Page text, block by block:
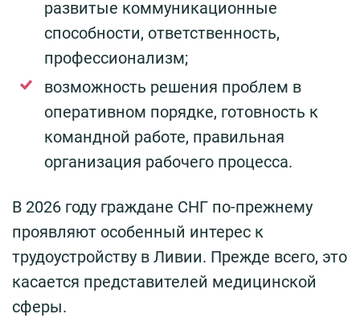
развитые коммуникационные
способности, ответственность,
профессионализм;
возможность решения проблем в
оперативном порядке, готовность к
командной работе, правильная
организация рабочего процесса.
В 2026 году граждане СНГ по-прежнему
проявляют особенный интерес к
трудоустройству в Ливии. Прежде всего, это
касается представителей медицинской
сферы.